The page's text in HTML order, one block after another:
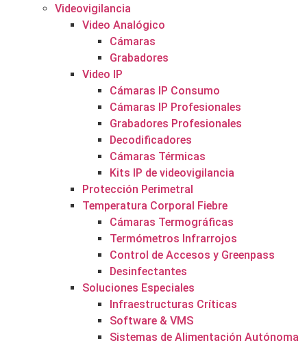
Videovigilancia
Video Analógico
Cámaras
Grabadores
Video IP
Cámaras IP Consumo
Cámaras IP Profesionales
Grabadores Profesionales
Decodificadores
Cámaras Térmicas
Kits IP de videovigilancia
Protección Perimetral
Temperatura Corporal Fiebre
Cámaras Termográficas
Termómetros Infrarrojos
Control de Accesos y Greenpass
Desinfectantes
Soluciones Especiales
Infraestructuras Críticas
Software & VMS
Sistemas de Alimentación Autónoma